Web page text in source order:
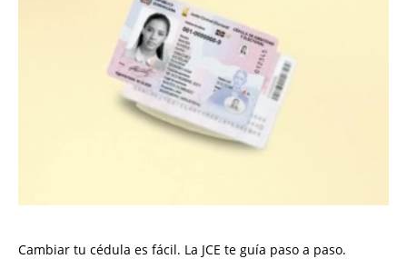
Cambiar tu cédula es fácil. La JCE te guía paso a paso.